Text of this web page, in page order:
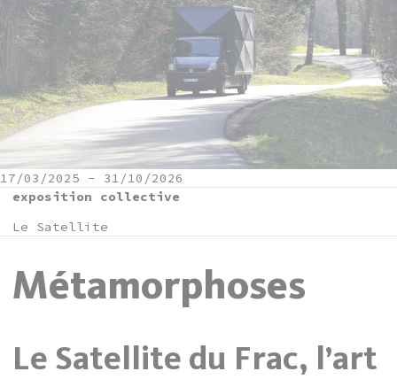
17/03/2025 - 31/10/2026
exposition collective
Le Satellite
Métamorphoses
Le Satellite du Frac, l’art